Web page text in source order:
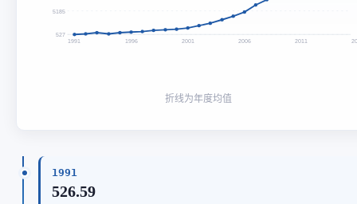
5185
527
1991 1996 2001 2006 2011
折线为年度均值
1991
526.59